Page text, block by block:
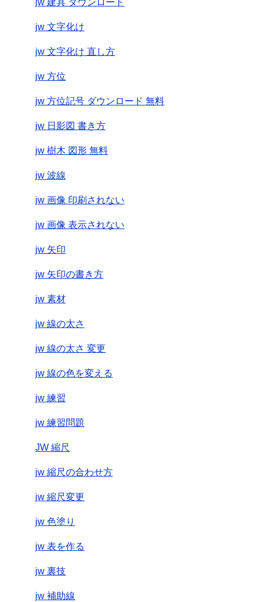
jw 建具 ダウンロード
jw 文字化け
jw 文字化け 直し方
jw 方位
jw 方位記号 ダウンロード 無料
jw 日影図 書き方
jw 樹木 図形 無料
jw 波線
jw 画像 印刷されない
jw 画像 表示されない
jw 矢印
jw 矢印の書き方
jw 素材
jw 線の太さ
jw 線の太さ 変更
jw 線の色を変える
jw 練習
jw 練習問題
JW 縮尺
jw 縮尺の合わせ方
jw 縮尺変更
jw 色塗り
jw 表を作る
jw 裏技
jw 補助線